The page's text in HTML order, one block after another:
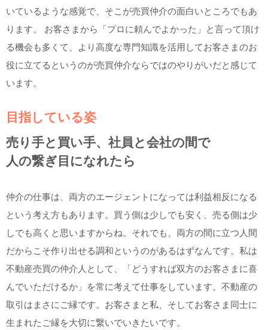
いているような感覚で、そこが売買仲介の面白いところでもあ
ります。 お客さまから「プロに頼んでよかった」と言って頂け
る機会も多くて、より高度な専門知識を活用してお客さまのお
役に立てるというのが売買仲介ならではのやりがいだと感じて
います。
目指している姿
売り手と買い手、社員と会社の間で
人の繋ぎ目になれたら
仲介の仕事は、両方のエージェントになっては利益相反になる
という考え方もあります。買う側は少しでも安く、売る側は少
しでも高くと思いますからね。それでも、両方の間に立つ人間
だからこそ作り出せる調和というのがあるはずなんです。私は
不動産売買の仲介人として、「どうすれば双方のお客さまに喜
んでいただけるか」を常に考えて仕事をしています。不動産の
取引はまさにご縁です。お客さまと私、そしてお客さま同士に
生まれたご縁を大切に繋いでいきたいです。